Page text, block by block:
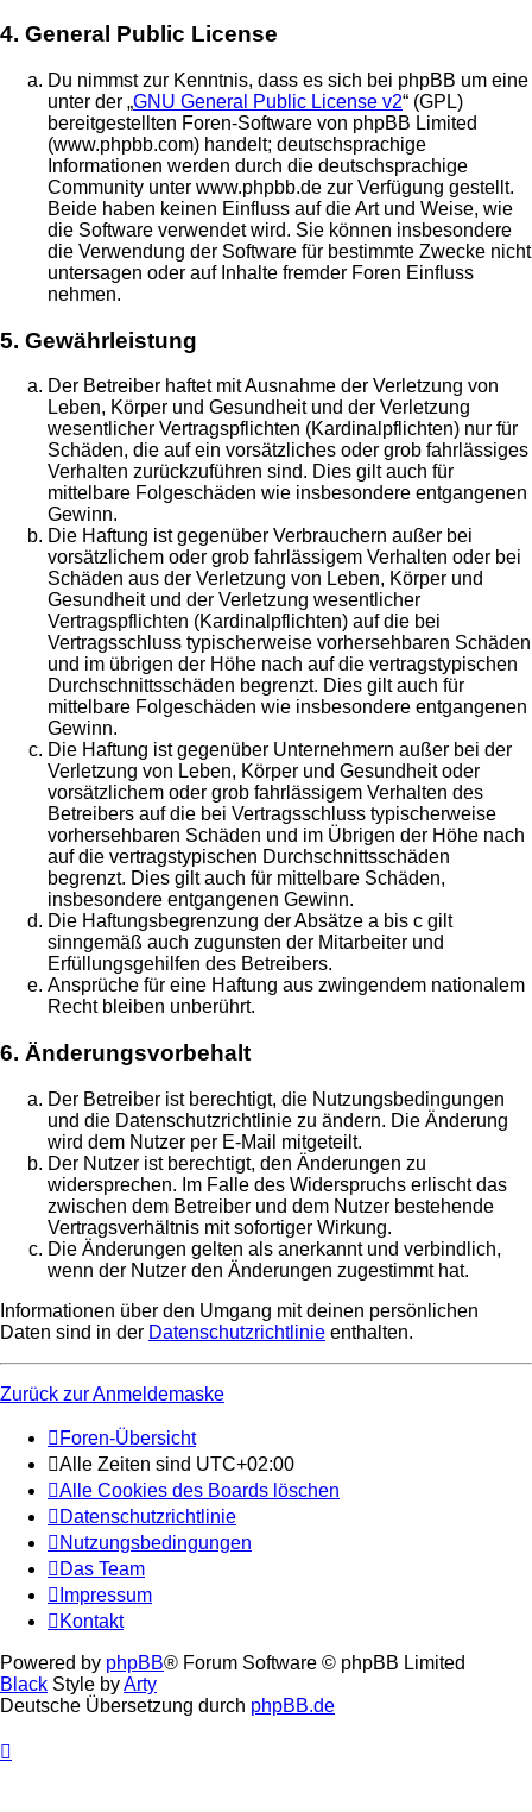
4. General Public License
Du nimmst zur Kenntnis, dass es sich bei phpBB um eine
unter der „GNU General Public License v2“ (GPL)
bereitgestellten Foren-Software von phpBB Limited
(www.phpbb.com) handelt; deutschsprachige
Informationen werden durch die deutschsprachige
Community unter www.phpbb.de zur Verfügung gestellt.
Beide haben keinen Einfluss auf die Art und Weise, wie
die Software verwendet wird. Sie können insbesondere
die Verwendung der Software für bestimmte Zwecke nicht
untersagen oder auf Inhalte fremder Foren Einfluss
nehmen.
5. Gewährleistung
Der Betreiber haftet mit Ausnahme der Verletzung von
Leben, Körper und Gesundheit und der Verletzung
wesentlicher Vertragspflichten (Kardinalpflichten) nur für
Schäden, die auf ein vorsätzliches oder grob fahrlässiges
Verhalten zurückzuführen sind. Dies gilt auch für
mittelbare Folgeschäden wie insbesondere entgangenen
Gewinn.
Die Haftung ist gegenüber Verbrauchern außer bei
vorsätzlichem oder grob fahrlässigem Verhalten oder bei
Schäden aus der Verletzung von Leben, Körper und
Gesundheit und der Verletzung wesentlicher
Vertragspflichten (Kardinalpflichten) auf die bei
Vertragsschluss typischerweise vorhersehbaren Schäden
und im übrigen der Höhe nach auf die vertragstypischen
Durchschnittsschäden begrenzt. Dies gilt auch für
mittelbare Folgeschäden wie insbesondere entgangenen
Gewinn.
Die Haftung ist gegenüber Unternehmern außer bei der
Verletzung von Leben, Körper und Gesundheit oder
vorsätzlichem oder grob fahrlässigem Verhalten des
Betreibers auf die bei Vertragsschluss typischerweise
vorhersehbaren Schäden und im Übrigen der Höhe nach
auf die vertragstypischen Durchschnittsschäden
begrenzt. Dies gilt auch für mittelbare Schäden,
insbesondere entgangenen Gewinn.
Die Haftungsbegrenzung der Absätze a bis c gilt
sinngemäß auch zugunsten der Mitarbeiter und
Erfüllungsgehilfen des Betreibers.
Ansprüche für eine Haftung aus zwingendem nationalem
Recht bleiben unberührt.
6. Änderungsvorbehalt
Der Betreiber ist berechtigt, die Nutzungsbedingungen
und die Datenschutzrichtlinie zu ändern. Die Änderung
wird dem Nutzer per E-Mail mitgeteilt.
Der Nutzer ist berechtigt, den Änderungen zu
widersprechen. Im Falle des Widerspruchs erlischt das
zwischen dem Betreiber und dem Nutzer bestehende
Vertragsverhältnis mit sofortiger Wirkung.
Die Änderungen gelten als anerkannt und verbindlich,
wenn der Nutzer den Änderungen zugestimmt hat.
Informationen über den Umgang mit deinen persönlichen
Daten sind in der Datenschutzrichtlinie enthalten.
Zurück zur Anmeldemaske
Foren-Übersicht
Alle Zeiten sind UTC+02:00
Alle Cookies des Boards löschen
Datenschutzrichtlinie
Nutzungsbedingungen
Das Team
Impressum
Kontakt
Powered by phpBB® Forum Software © phpBB Limited
Black Style byArty
Deutsche Übersetzung durch phpBB.de